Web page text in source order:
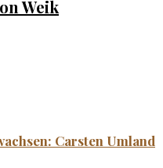
Weik
Carsten Umland